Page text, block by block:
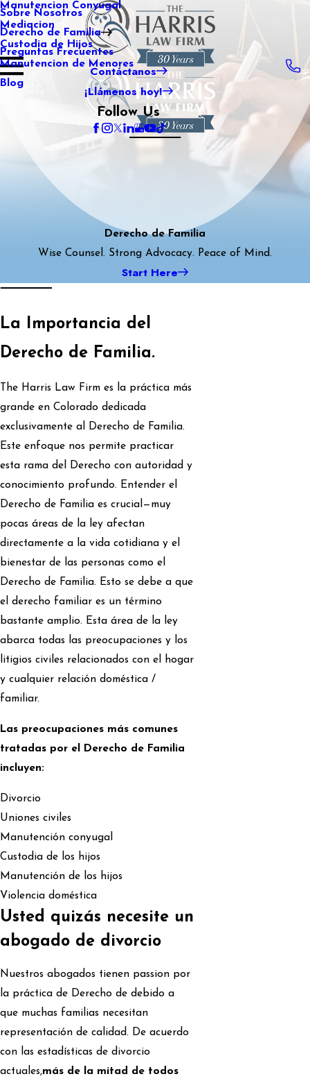
Sobre Nosotros
Derecho de Familia
Manutencion Conyugal
Mediacion
Custodia de Hijos
Manutencion de Menores
Blog
Preguntas Frecuentes
Contáctanos
¡Llámenos hoy!
Follow Us
Derecho de Familia
Wise Counsel. Strong Advocacy. Peace of Mind.
Start Here
La Importancia del
Derecho de Familia.
The Harris Law Firm es la práctica más
grande en Colorado dedicada
exclusivamente al Derecho de Familia.
Este enfoque nos permite practicar
esta rama del Derecho con autoridad y
conocimiento profundo. Entender el
Derecho de Familia es crucial—muy
pocas áreas de la ley afectan
directamente a la vida cotidiana y el
bienestar de las personas como el
Derecho de Familia. Esto se debe a que
el derecho familiar es un término
bastante amplio. Esta área de la ley
abarca todas las preocupaciones y los
litigios civiles relacionados con el hogar
y cualquier relación doméstica /
familiar.
Las preocupaciones más comunes
tratadas por el Derecho de Familia
incluyen:
Divorcio
Uniones civiles
Manutención conyugal
Custodia de los hijos
Manutención de los hijos
Violencia doméstica
Usted quizás necesite un
abogado de divorcio
Nuestros abogados tienen passion por
la práctica de Derecho de debido a
que muchas familias necesitan
representación de calidad. De acuerdo
con las estadísticas de divorcio
actuales,más de la mitad de todos